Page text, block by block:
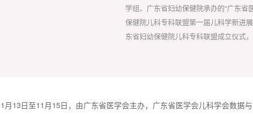
学组、广东省妇幼保健院承办的“广东
保健院儿科专科联盟第一届儿科学新进
东省妇幼保健院儿科专科联盟成立仪式
月13日至11月15日，由广东省医学会主办，广东省医学会儿科学会数据